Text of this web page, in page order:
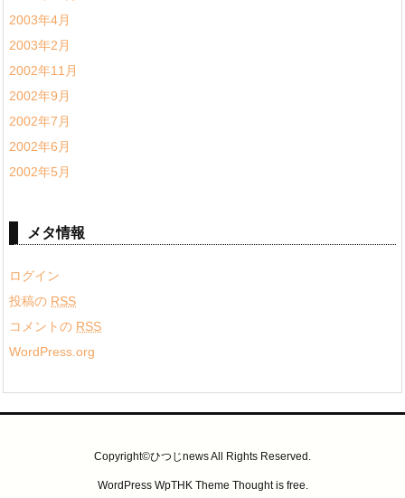
2003年4月
2003年2月
2002年11月
2002年9月
2002年7月
2002年6月
2002年5月
メタ情報
ログイン
投稿の RSS
コメントの RSS
WordPress.org
Copyright©ひつじnews All Rights Reserved.
WordPress WpTHK Theme Thought is free